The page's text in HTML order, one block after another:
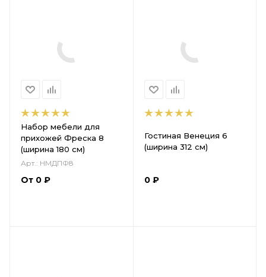
Набор мебели для
прихожей Фреска 8
(ширина 180 см)
Арт.: НМДПФ8
От 0 ₽
Гостиная Венеция 6
(ширина 312 см)
0₽